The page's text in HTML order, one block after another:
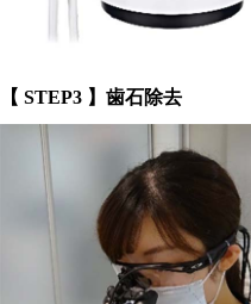
【 STEP3 】歯石除去